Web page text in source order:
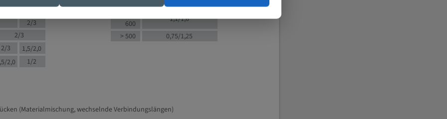
2/3
2/3
2/3
1,5/2,0
2,0 1/2
600
1,1/1,6
> 500
0,75/1,25
(Materialmischung, wechselnde Verbindungslängen)